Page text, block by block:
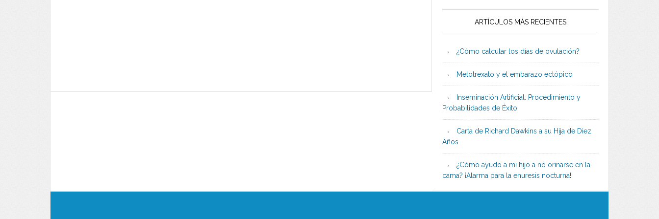
ARTÍCULOS MÁS RECIENTES
¿Cómo calcular los días de ovulación?
Metotrexato y el embarazo ectópico
Inseminación Artificial: Procedimiento y
Probabilidades de Éxito
Carta de Richard Dawkins a su Hija de Diez
Años
¿Cómo ayudo a mi hijo a no orinarse en la
cama? ¡Alarma para la enuresis nocturna!